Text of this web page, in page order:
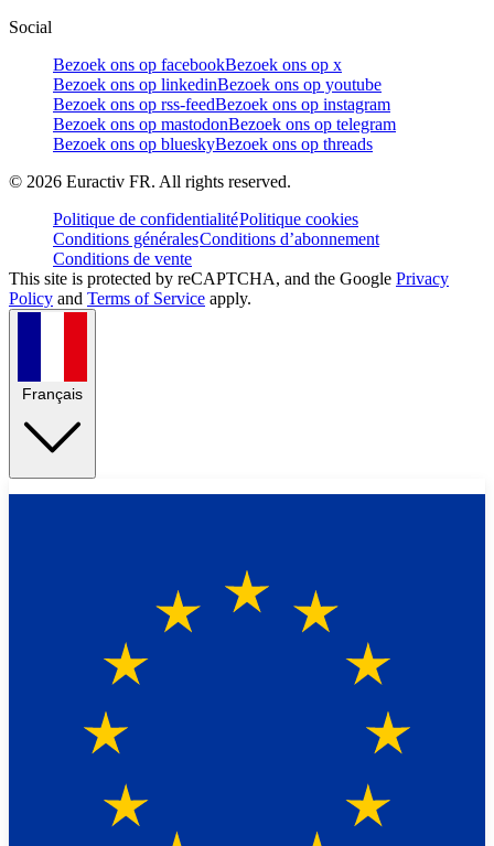
Social
Bezoek ons op facebookBezoek ons op x
Bezoek ons op linkedinBezoek ons op youtube
Bezoek ons op rss-feedBezoek ons op instagram
Bezoek ons op mastodonBezoek ons op telegram
Bezoek ons op blueskyBezoek ons op threads
© 2026 Euractiv FR. All rights reserved.
Politique de confidentialitéPolitique cookies
Conditions généralesConditions d’abonnement
Conditions de vente
This site is protected by reCAPTCHA, and the Google Privacy
Policy and Terms of Service apply.
Français